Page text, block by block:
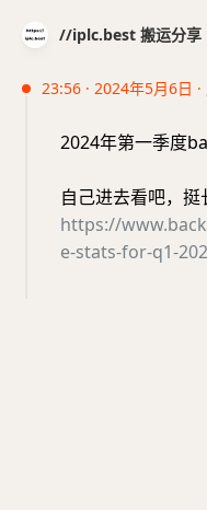
//iplc.best 搬运分享
23:56 · 2024年5月6日 ·
2024年第一季度
自己进去看吧，
https://
e-stats-for-q1-